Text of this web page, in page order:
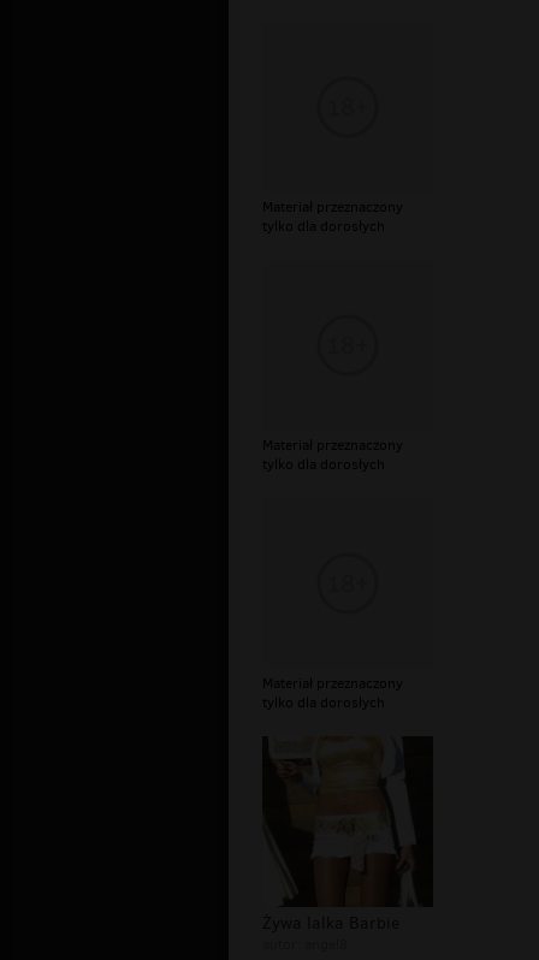
Materiał przeznaczony
tylko dla dorosłych
Materiał przeznaczony
tylko dla dorosłych
Materiał przeznaczony
tylko dla dorosłych